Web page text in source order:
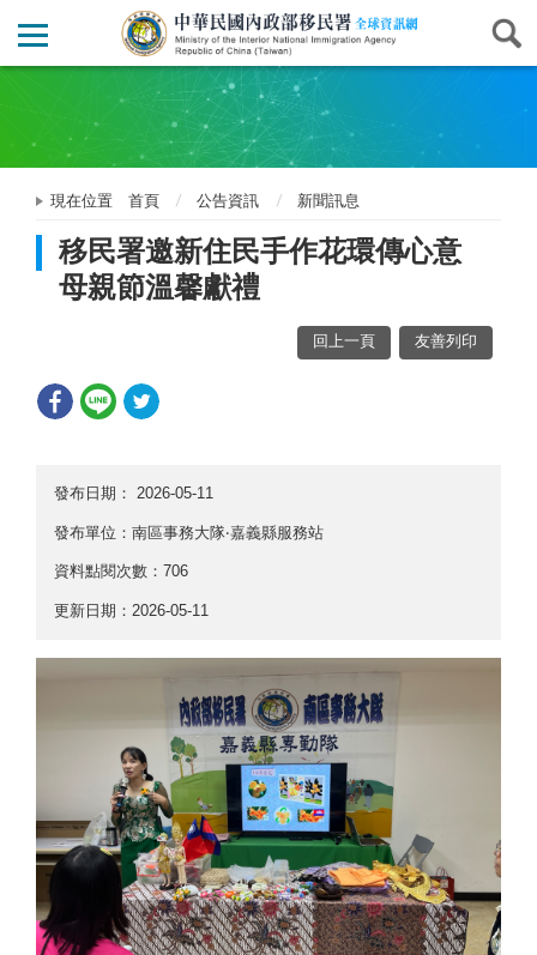
現在位置 首頁 公告資訊 新聞訊息
移民署邀新住民手作花環傳心意
母親節溫馨獻禮
回上一頁 友善列印
發布日期： 2026-05-11
發布單位：南區事務大隊‧嘉義縣服務站
資料點閱次數：706
更新日期：2026-05-11